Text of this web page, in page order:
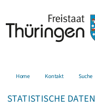
Home Kontakt Suche
STATISTISCHE DATEN